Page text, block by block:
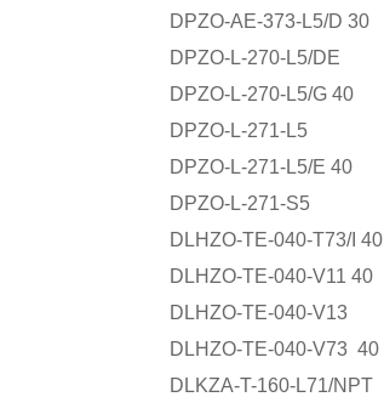
DPZO-AE-373-L5/D 30
DPZO-L-270-L5/DE
DPZO-L-270-L5/G 40
DPZO-L-271-L5
DPZO-L-271-L5/E 40
DPZO-L-271-S5
DLHZO-TE-040-T73/I 40
DLHZO-TE-040-V11 40
DLHZO-TE-040-V13
DLHZO-TE-040-V73 40
DLKZA-T-160-L71/NPT